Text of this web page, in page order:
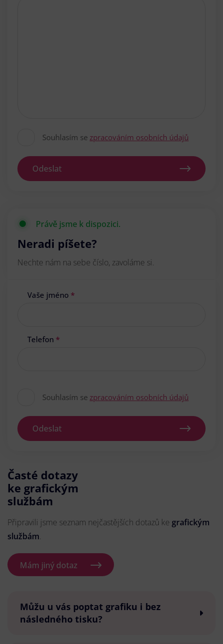
Souhlasím se zpracováním osobních údajů
Odeslat
Právě jsme k dispozici.
Neradi píšete?
Nechte nám na sebe číslo, zavoláme si.
Vaše jméno *
Telefon *
Souhlasím se zpracováním osobních údajů
Odeslat
Časté dotazy
ke grafickým
službám
Připravili jsme seznam nejčastějších dotazů ke grafickým
službám.
Mám jiný dotaz
Můžu u vás poptat grafiku i bez
následného tisku?